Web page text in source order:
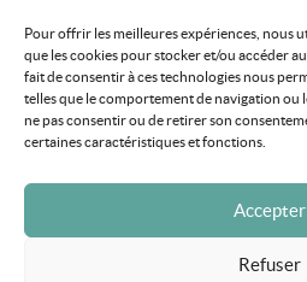
Pour offrir les meilleures expériences, nous
que les cookies pour stocker et/ou accéder
fait de consentir à ces technologies nous
telles que le comportement de navigation ou
ne pas consentir ou de retirer son
certaines caractéristiques et fonctions.
Accepter
Refuser